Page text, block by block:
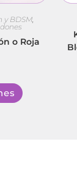
y BDSM,
o Roja